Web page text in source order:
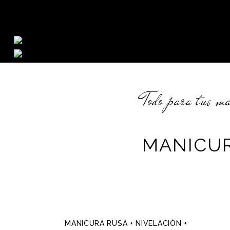
Todo para tus
MANICURA RUSA + NIVELACIÓN +